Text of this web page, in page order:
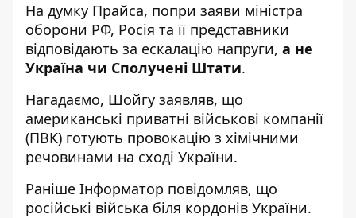
На думку Прайса, попри заяви міністра
оборони РФ, Росія та її представники
відповідають за ескалацію напруги, а не
Україна чи Сполучені Штати.
Нагадаємо, Шойгу заявляв, що
американські приватні військові компанії
(ПВК) готують провокацію з хімічними
речовинами на сході України.
Раніше Інформатор повідомляв, що
російські війська біля кордонів України.